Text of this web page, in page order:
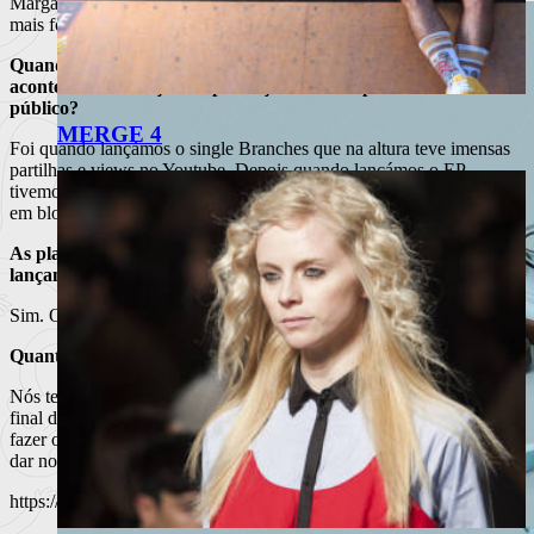
MERGE 4
mais folk, juntou-se a nós e começámos a construir ideias.
Quando é que a vossa música “saiu cá para fora”? Como
aconteceu a transição da produção em casa para os ouvidos do
público?
Foi quando lançámos o single Branches que na altura teve imensas
partilhas e views no Youtube. Depois quando lançámos o EP
tivemos uma boa recepção por parte do público, tivemos partilhas
em blogs internacionais e tudo.
As plataformas digitais foram então a vossa grande rampa de
lançamento ?
Sim. Os concertos e actuações ao vivo vieram depois.
Quanto ao nome do álbum. Porquê Homebound 456 ?
Nós temos uma música, que faz parte do álbum, intitulada123
final dessa música tem uma melodia na qual a Margarida pegou para
fazer o início de outra música: a Homebound 456
, que acabou por
dar nome ao álbum
https://www.youtube.com/watch?v=_LgPNVEYAtI